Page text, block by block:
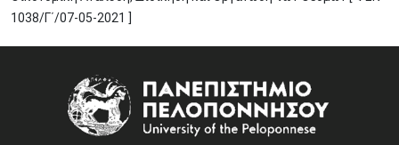
1038/Γ΄/07-05-2021 ]